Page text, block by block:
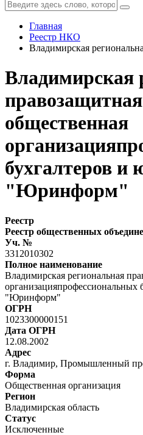
Главная
Реестр НКО
Владимирская
Владимирская
правозащитная
общественная
бухгалтеров и
"Юринформ"
Реестр
Реестр общественных
Уч. №
3312010302
Полное наименование
Владимирская региональная
организацияпрофессиональных
"Юринформ"
ОГРН
1023300000151
Дата ОГРН
12.08.2002
Адрес
г. Владимир, Промышленный
Форма
Общественная организация
Регион
Владимирская область
Статус
Исключенные